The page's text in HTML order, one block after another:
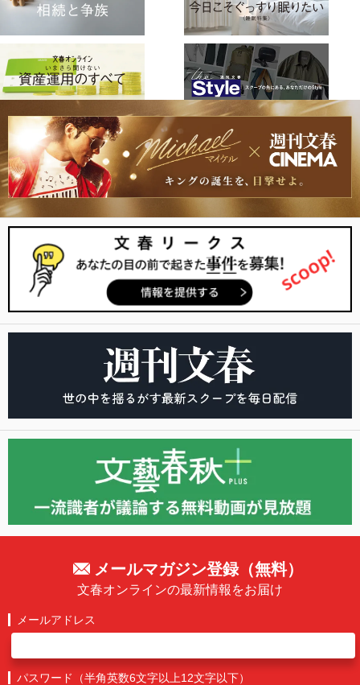
メールマガジン登録（無料）
文春オンラインの最新情報をお届け
メールアドレス
パスワード（半角英数6文字以上12文字以下）